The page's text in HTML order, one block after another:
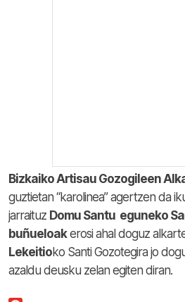
Bizkaiko Artisau Gozogileen
guztietan “karolinea” agertzen da
jarraituz Domu Santu eguneko
buñueloakerosi ahal doguz
Lekeitioko Santi Gozotegira jo
azaldu deusku zelan egiten diran.